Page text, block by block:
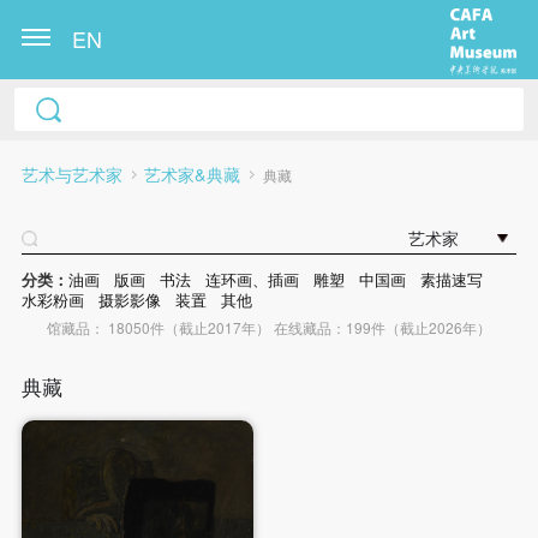
EN
艺术与艺术家 艺术家&典藏 典藏
艺术家
分类： 油画 版画 书法 连环画、插画 雕塑 中国画
素描速写
水彩粉画
摄影影像 装置 其他
馆藏品： 18050件（截止2017年） 在线藏品：199件（截止2026年）
典藏